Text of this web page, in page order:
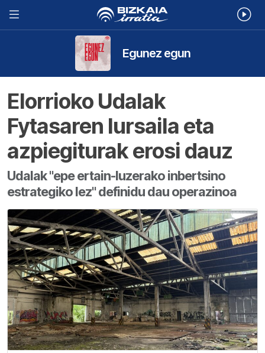
Egunez egun
Elorrioko Udalak
Fytasaren lursaila eta
azpiegiturak erosi dauz
Udalak "epe ertain-luzerako inbertsino
estrategiko lez" definidu dau operazinoa